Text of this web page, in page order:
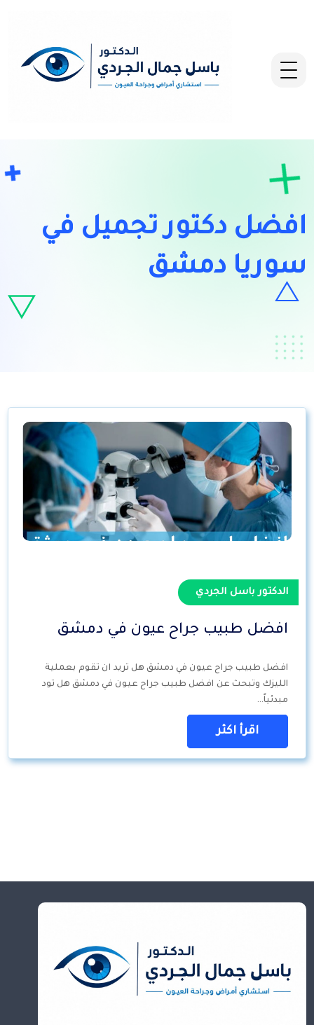
افضل دكتور تجميل في
سوريا دمشق
الدكتور باسل الجردي
افضل طبيب جراح عيون في دمشق
افضل طبيب جراح عيون في دمشق هل تريد ان تقوم بعملية
الليزك وتبحث عن افضل طبيب جراح عيون في دمشق هل تود
مبدئياً…
اقرأ اكثر